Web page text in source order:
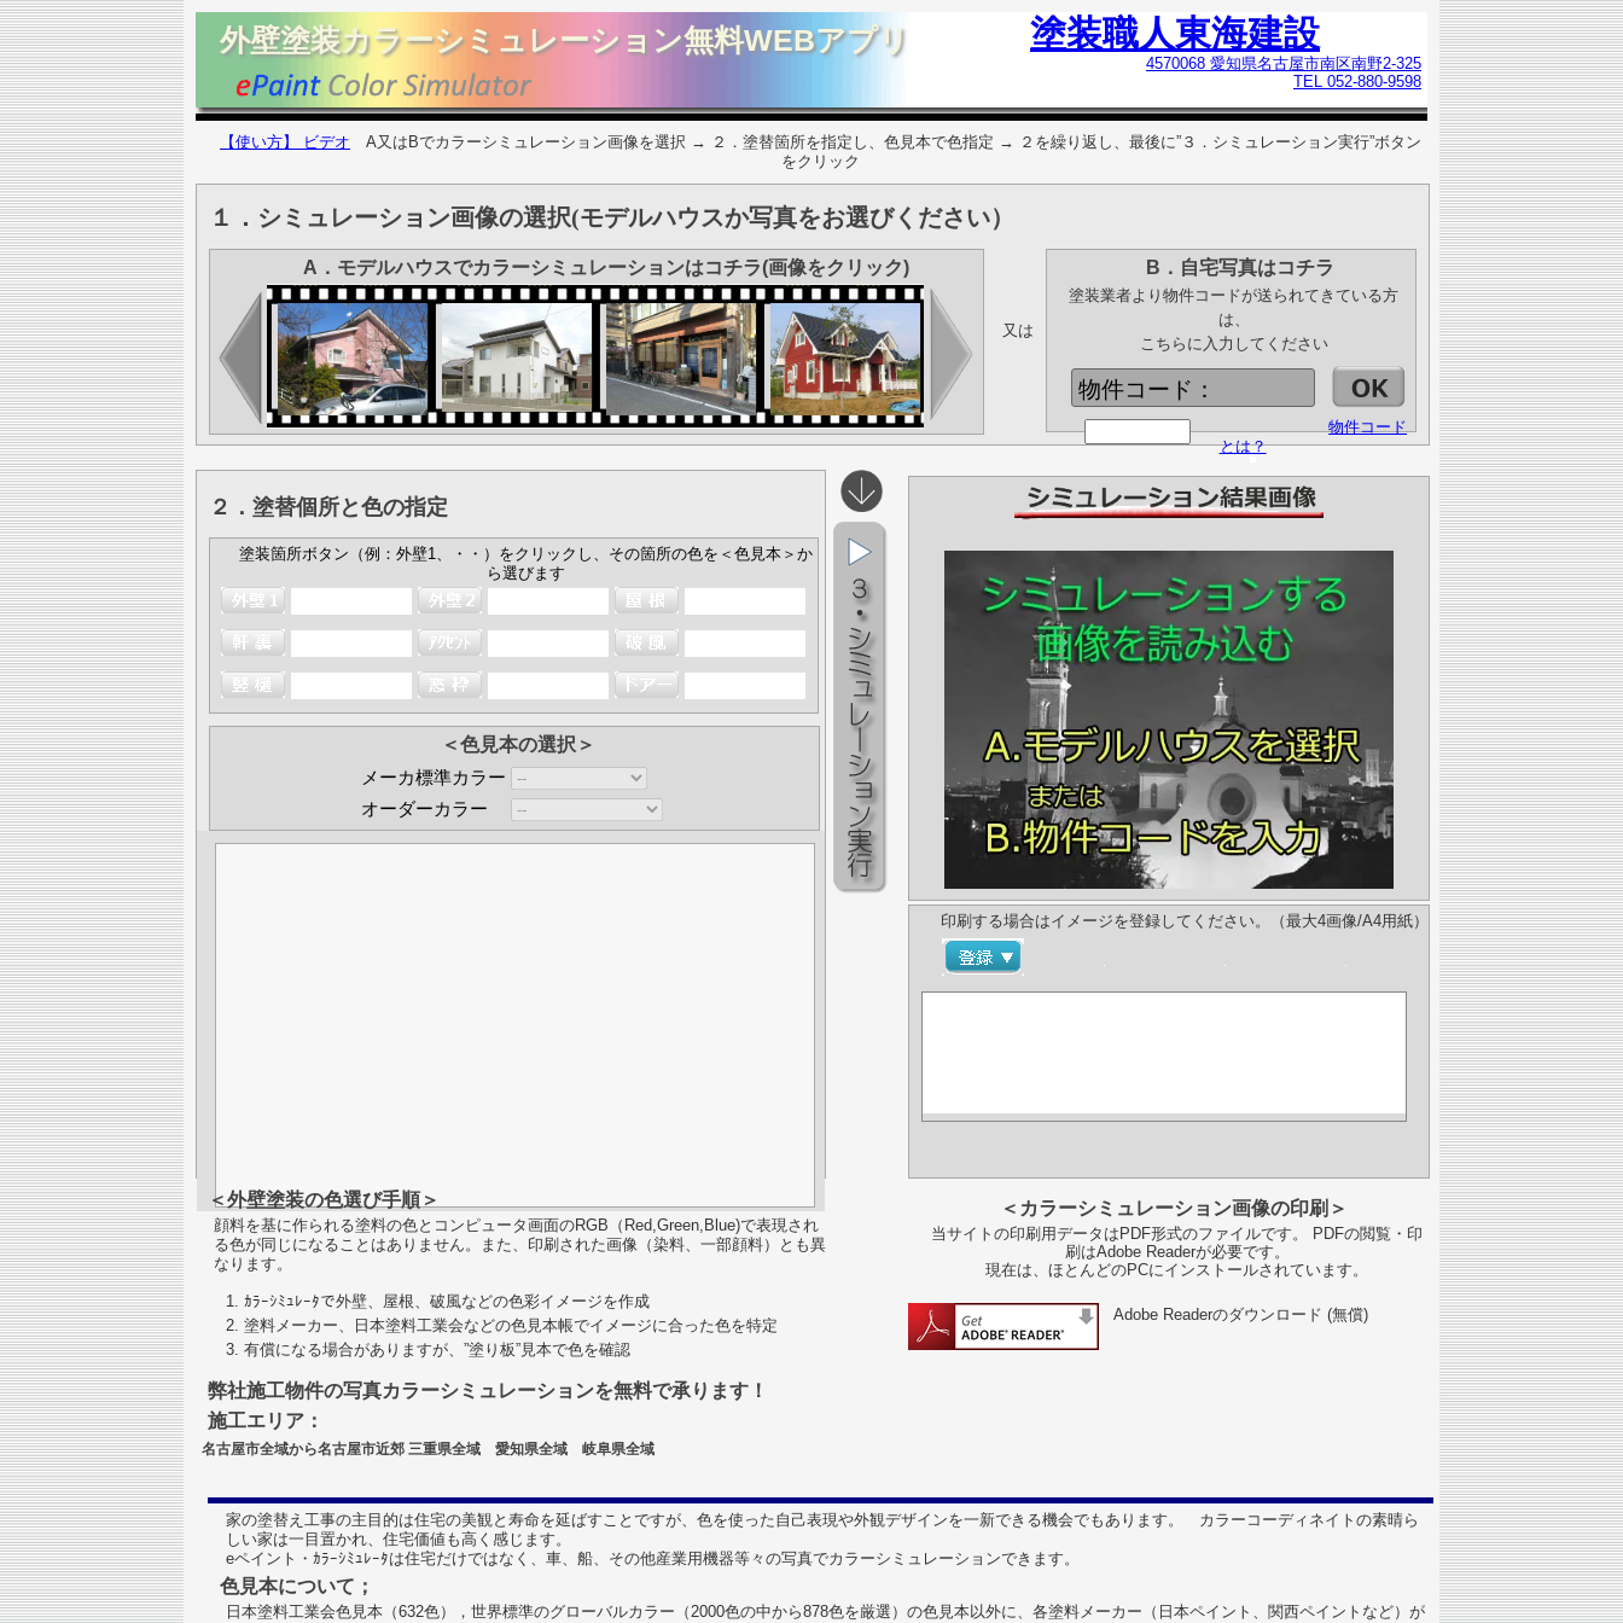
外壁塗装カラーシミュレーション無料WEBアプリ 塗装職人東海建設
4570068 愛知県名古屋市南区南野2-325
TEL 052-880-9598
【使い方】 ビデオ A又はBでカラーシミュレーション画像を選択 → ２．塗替箇所を指定し、色見本で色指定 → ２を繰り返し、最後に”３．シミュレーション実行”ボタン
をクリック
１．シミュレーション画像の選択(モデルハウスか写真をお選びください）
A．モデルハウスでカラーシミュレーションはコチラ(画像をクリック)
又は
B．自宅写真はコチラ
塗装業者より物件コードが送られてきている方
は、
こちらに入力してください
物件コード：
物件コード
とは？
２．塗替個所と色の指定
塗装箇所ボタン（例：外壁1、・・）をクリックし、その箇所の色を＜色見本＞か
ら選びます
＜色見本の選択＞
メーカ標準カラー
オーダーカラー
＜外壁塗装の色選び手順＞
顔料を基に作られる塗料の色とコンピュータ画面のRGB（Red,Green,Blue)で表現され
る色が同じになることはありません。また、印刷された画像（染料、一部顔料）とも異
なります。
ｶﾗｰｼﾐｭﾚｰﾀで外壁、屋根、破風などの色彩イメージを作成
塗料メーカー、日本塗料工業会などの色見本帳でイメージに合った色を特定
有償になる場合がありますが、”塗り板”見本で色を確認
弊社施工物件の写真カラーシミュレーションを無料で承ります！
施工エリア：
名古屋市全域から名古屋市近郊 三重県全域 愛知県全域 岐阜県全域
印刷する場合はイメージを登録してください。（最大4画像/A4用紙）
＜カラーシミュレーション画像の印刷＞
当サイトの印刷用データはPDF形式のファイルです。 PDFの閲覧・印
刷はAdobe Readerが必要です。
現在は、ほとんどのPCにインストールされています。
Adobe Readerのダウンロード (無償)
家の塗替え工事の主目的は住宅の美観と寿命を延ばすことですが、色を使った自己表現や外観デザインを一新できる機会でもあります。 カラーコーディネイトの素晴ら
しい家は一目置かれ、住宅価値も高く感じます。
eペイント・ｶﾗｰｼﾐｭﾚｰﾀは住宅だけではなく、車、船、その他産業用機器等々の写真でカラーシミュレーションできます。
色見本について；
日本塗料工業会色見本（632色），世界標準のグローバルカラー（2000色の中から878色を厳選）の色見本以外に、各塗料メーカー（日本ペイント、関西ペイントなど）が